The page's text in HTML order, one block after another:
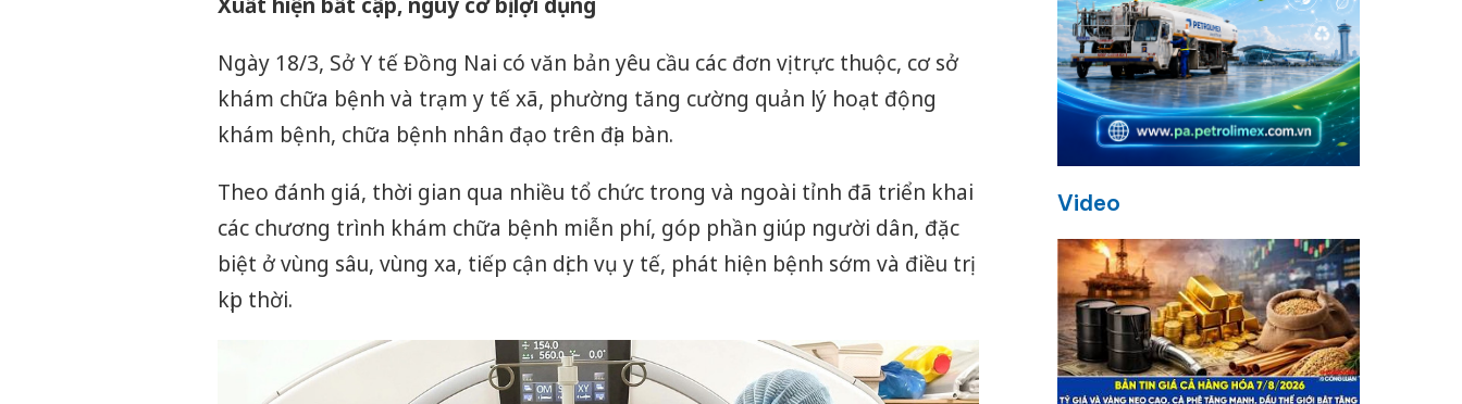
Ngày 18/3, Sở Y tế Đồng Nai có văn bản yêu cầu các đơn vị trực thuộc, cơ sở
khám chữa bệnh và trạm y tế xã, phường tăng cường quản lý hoạt động
khám bệnh, chữa bệnh nhân đạo trên địa bàn.
Theo đánh giá, thời gian qua nhiều tổ chức trong và ngoài tỉnh đã triển khai
các chương trình khám chữa bệnh miễn phí, góp phần giúp người dân, đặc
biệt ở vùng sâu, vùng xa, tiếp cận dịch vụ y tế, phát hiện bệnh sớm và điều trị
kịp thời.
Video